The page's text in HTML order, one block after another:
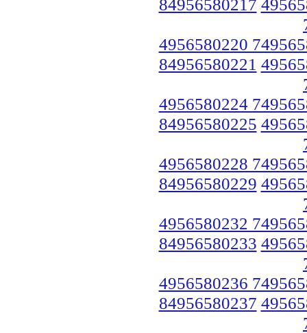
84956580217
4956580220
84956580221
4956580224
84956580225
4956580228
84956580229
4956580232
84956580233
4956580236
84956580237